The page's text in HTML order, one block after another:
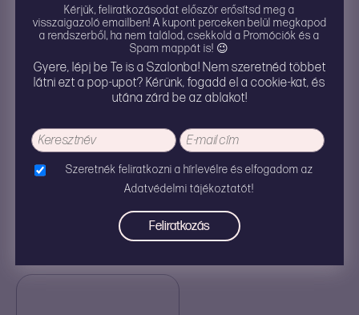
Még nincsenek értékelések.
„TNLC SAMPHIRE”
ÉRTÉKELÉSE ELSŐKÉNT
Az e-mail címet nem tesszük közzé. A kötelező
karakterrel jelöltük
A te értékelésed*
Kérjük, feliratkozásodat először erősítsd meg a
visszaigazoló emailben! A kupont perceken belül megkapod
a rendszerből, ha nem találod, csekkold a Promóciók és a
Spam mappát is! 😉
Gyere, lépj be Te is a Szalonba! Nem szeretnéd többet
látni ezt a pop-upot? Kérünk, fogadd el a cookie-kat, és
utána zárd be az ablakot!
Szeretnék feliratkozni a hírlevélre és elfogadom az
Adatvédelmi tájékoztatót!